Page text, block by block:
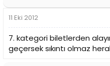
11 Eki 2012
7. kategori biletlerden
geçersek sıkıntı olmaz